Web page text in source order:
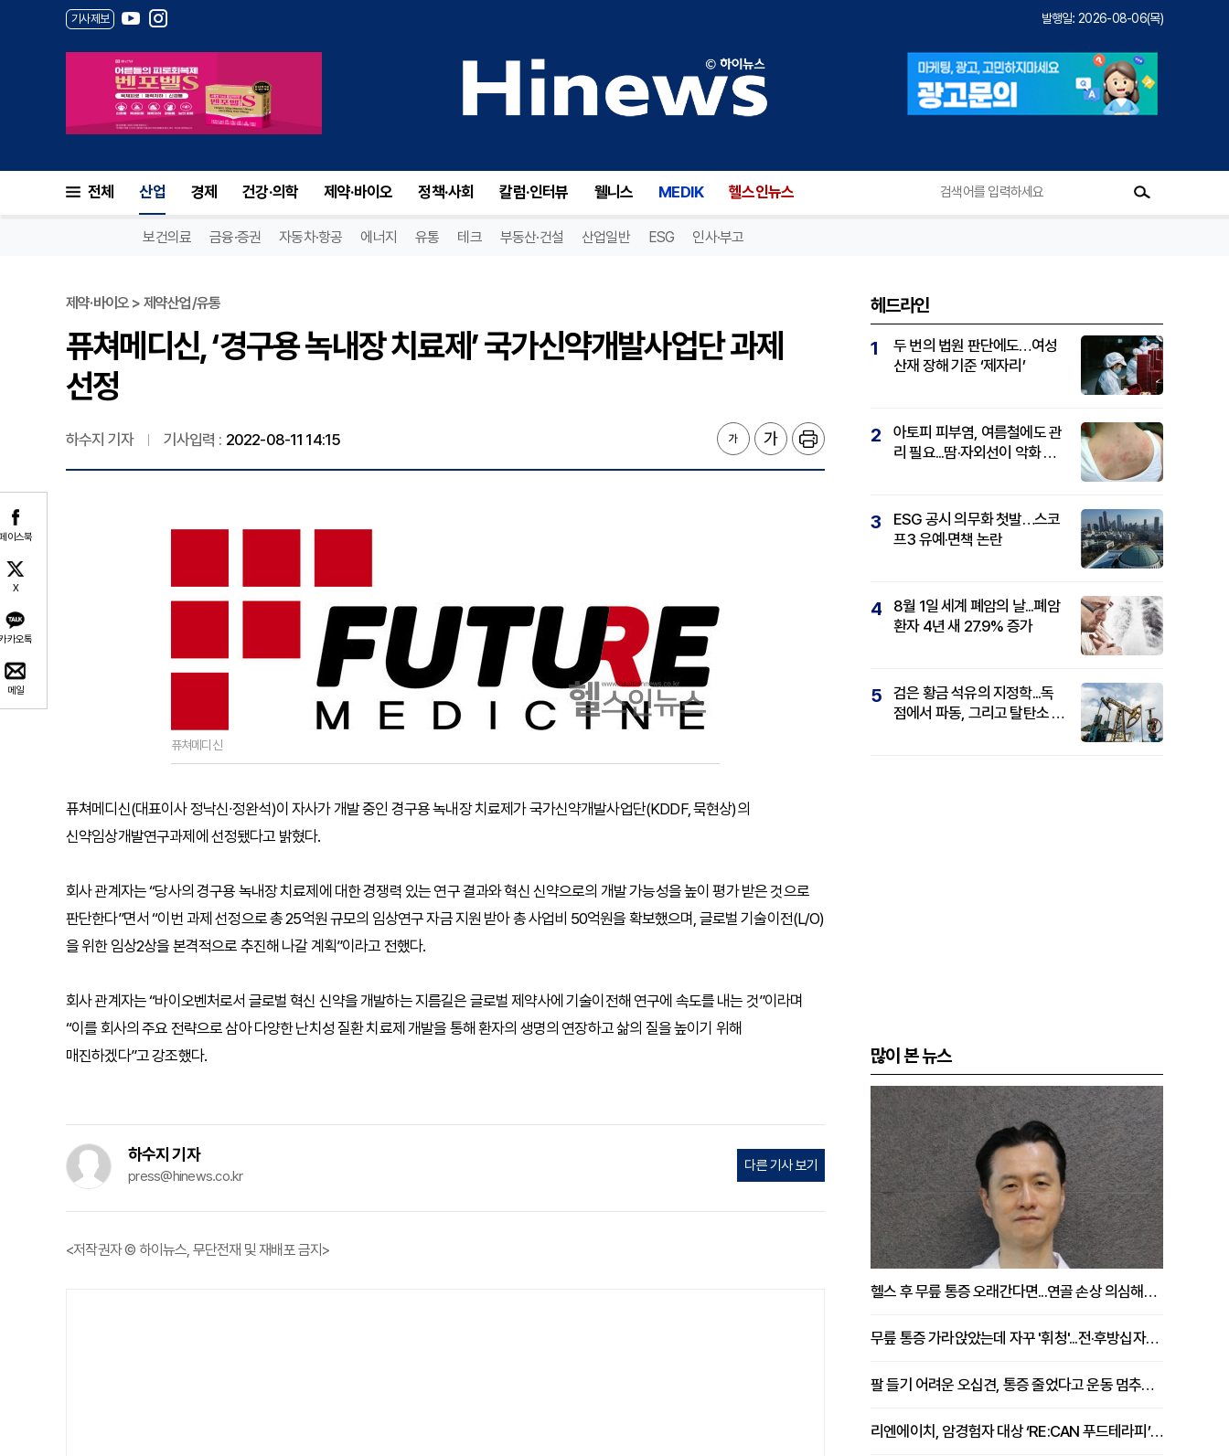
기사제보 발행일: 2026-08-06(목)
전체 산업 경제 건강·의학 제약·바이오 정책·사회 칼럼·인터뷰 웰니스 MEDIK 헬스인뉴스
보건의료 금융·증권 자동차·항공 에너지 유통 테크 부동산·건설 산업일반 ESG 인사·부고
이스북
X
카오톡
메일
제약·바이오 > 제약산업/유통
퓨쳐메디신, ‘경구용 녹내장 치료제’ 국가신약개발사업단 과제
선정
하수지 기자 기사입력 : 2022-08-11 14:15
퓨쳐메디신
퓨쳐메디신(대표이사 정낙신∙정완석)이 자사가 개발 중인 경구용 녹내장 치료제가 국가신약개발사업단(KDDF, 묵현상)의
신약임상개발연구과제에 선정됐다고 밝혔다.
회사 관계자는 “당사의 경구용 녹내장 치료제에 대한 경쟁력 있는 연구 결과와 혁신 신약으로의 개발 가능성을 높이 평가 받은 것으로
판단한다”면서 “이번 과제 선정으로 총 25억원 규모의 임상연구 자금 지원 받아 총 사업비 50억원을 확보했으며, 글로벌 기술이전(L/O)
을 위한 임상2상을 본격적으로 추진해 나갈 계획”이라고 전했다.
회사 관계자는 “바이오벤처로서 글로벌 혁신 신약을 개발하는 지름길은 글로벌 제약사에 기술이전해 연구에 속도를 내는 것”이라며
“이를 회사의 주요 전략으로 삼아 다양한 난치성 질환 치료제 개발을 통해 환자의 생명의 연장하고 삶의 질을 높이기 위해
매진하겠다”고 강조했다.
하수지 기자
press@hinews.co.kr
다른 기사 보기
<저작권자 © 하이뉴스, 무단전재 및 재배포 금지>
헤드라인
1
두 번의 법원 판단에도…여성
산재 장해 기준 ‘제자리’
2
아토피 피부염, 여름철에도 관
리 필요...땀·자외선이 악화 요
3
ESG 공시 의무화 첫발…스코
프3 유예·면책 논란
4
8월 1일 세계 폐암의 날...폐암
환자 4년 새 27.9% 증가
5
검은 황금 석유의 지정학...독
점에서 파동, 그리고 탈탄소 패
많이 본 뉴스
헬스 후 무릎 통증 오래간다면...연골 손상 의심해야 [김상범 원장 칼럼]
무릎 통증 가라앉았는데 자꾸 '휘청'...전·후방십자인대 파열 확인해야 [곽우경 원장 칼럼]
팔 들기 어려운 오십견, 통증 줄었다고 운동 멈추면 안 되는 이유 [이병욱 원장 칼럼]
리엔에이치, 암경험자 대상 ‘RE:CAN 푸드테라피’ 운영